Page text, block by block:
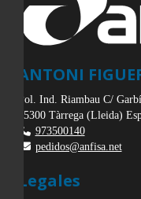
ANTONI
Pol. Ind. Riambau C/
25300 Tàrrega (Lleida)
973500140
pedidos@anfisa.net
Legales